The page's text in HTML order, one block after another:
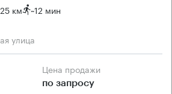
км ~12 мин
улица
Цена продажи
по запросу